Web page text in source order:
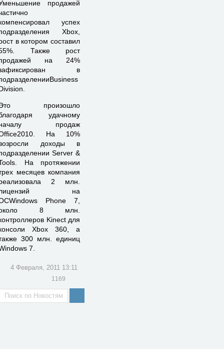
продажей
успех
Xbox,
в котором составил
Также рост
на 24%
в
произошло
удачному
продаж
На 10%
доходы в
Server &
На протяжении
месяцев компания
2 млн.
на
Phone 7,
8 млн.
Kinect для
Xbox 360, а
300 млн. единиц
7.
4 Февраля, 2011 13:11
1169